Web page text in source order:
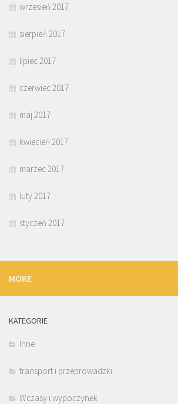
wrzesień 2017
sierpień 2017
lipiec 2017
czerwiec 2017
maj 2017
kwiecień 2017
marzec 2017
luty 2017
styczeń 2017
MORE
KATEGORIE
Inne
transport i przeprowadzki
Wczasy i wypoczynek